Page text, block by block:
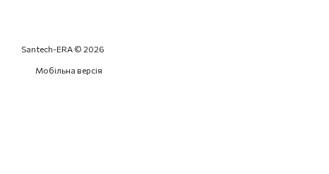
Santech-ERA © 2026
Мобільна версія